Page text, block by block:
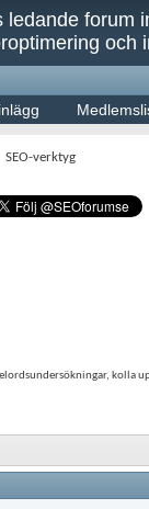
ledande forum
och
SEO-verktyg
kolla